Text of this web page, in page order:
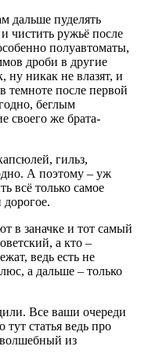
дальше пуделять
чистить ружьё после
полуавтоматы,
дроби в другие
ну никак не влазят, и
после первой
беглым
своего же брата-
гильз,
А поэтому – уж
всё только самое
в заначке и тот самый
а кто –
ведь есть не
а дальше – только
Все ваши очереди
статья ведь про
из